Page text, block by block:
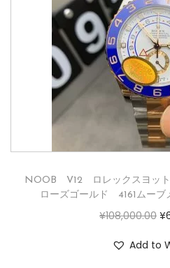
NOOB V12 ロレックスヨッ
ローズゴールド 4161ムー
¥108,000.00 ¥
Add to